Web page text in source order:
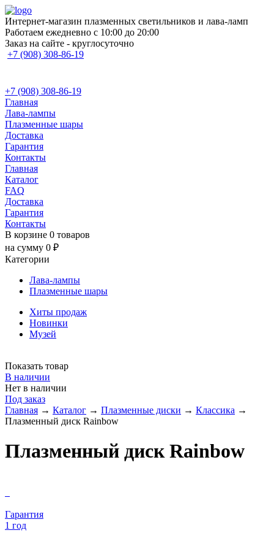
Интернет-магазин плазменных светильников и лава-ламп
Работаем ежедневно с 10:00 до 20:00
Заказ на сайте - круглосуточно
+7 (908) 308-86-19
+7 (908) 308-86-19
Главная
Лава-лампы
Плазменные шары
Доставка
Гарантия
Контакты
Главная
Каталог
FAQ
Доставка
Гарантия
Контакты
В корзине 0 товаров
на сумму 0 ₽
Категории
Лава-лампы
Плазменные шары
Хиты продаж
Новинки
Музей
Показать товар
В наличии
Нет в наличии
Под заказ
Главная → Каталог → Плазменные диски → Классика →
Плазменный диск Rainbow
Плазменный диск Rainbow
Гарантия
1 год